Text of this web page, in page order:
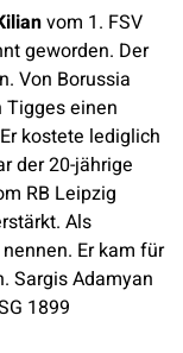
vom 1. FSV
geworden. Der
Von Borussia
einen
kostete lediglich
der 20-jährige
RB Leipzig
Als
Er kam für
Sargis Adamyan
1899